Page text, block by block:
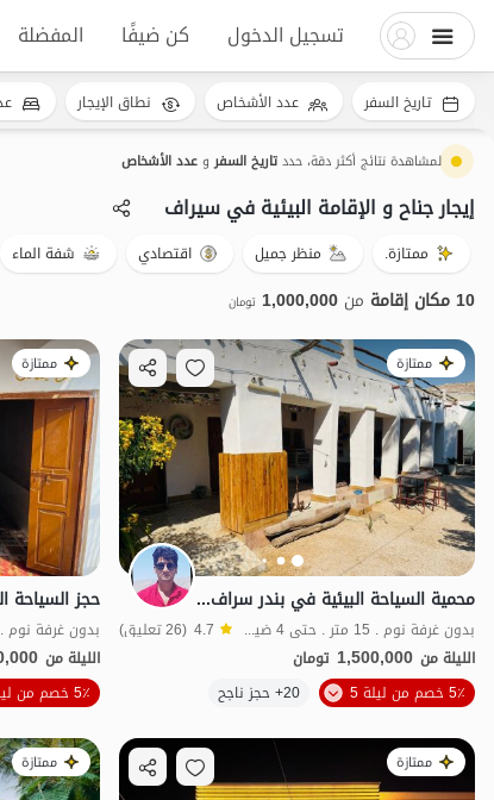
تسجيل الدخول كن ضيفًا المفضلة
لمشاهدة نتائج أكثر دقة، حددتاريخ السفروعدد الأشخاص
إيجار جناح و الإقامة البيئية في سیراف
ممتازة. منظر جميل اقتصادي شفة الماء
10 مكان إقامة من 1,000,000 تومان
ممتازة
محمية السياحة البيئية في بندر سراف - جلبوط
بدون غرفة نوم . 15 متر . حتى 4 ضيف 4.7 (26 تعليق)
الليلة من 1,500,000 تومان
5٪ خصم من ليلة 5
20+ حجز ناجح اقتصادي
ممتازة
الليلة من
5٪ خصم من ليلة 2
ممتازة ممتازة
تاريخ السفر عدد الأشخاص نطاق الإيجار